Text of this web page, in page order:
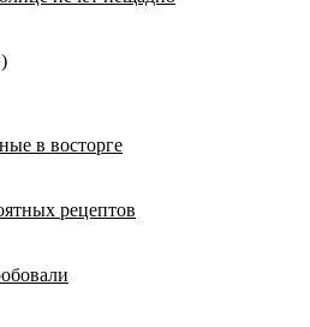
в восторге
рецептов